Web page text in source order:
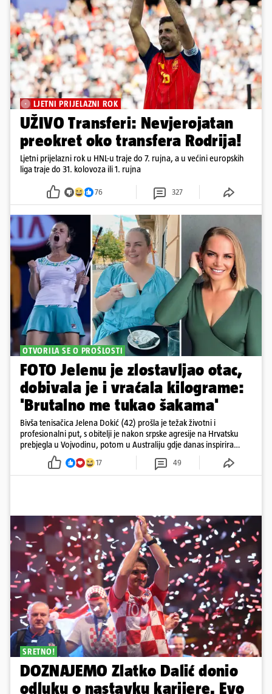
LJETNI PRIJELAZNI ROK
UŽIVO Transferi: Nevjerojatan
preokret oko transfera Rodrija!
Ljetni prijelazni rok u HNL-u traje do 7. rujna, a u većini europskih
liga traje do 31. kolovoza ili 1. rujna
76 327
OTVORILA SE O PROŠLOSTI
FOTO Jelenu je zlostavljao otac,
dobivala je i vraćala kilograme:
'Brutalno me tukao šakama'
Bivša tenisačica Jelena Dokić (42) prošla je težak životni i
profesionalni put, s obitelji je nakon srpske agresije na Hrvatsku
prebjegla u Vojvodinu, potom u Australiju gdje danas inspirira
17 49
SRETNO!
DOZNAJEMO Zlatko Dalić donio
odluku o nastavku karijere. Evo